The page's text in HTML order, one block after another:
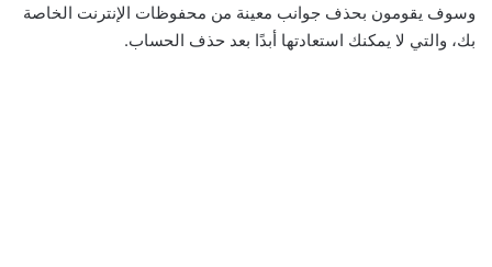
وسوف يقومون بحذف جوانب معينة من محفوظات الإنترنت الخاصة
بك، والتي لا يمكنك استعادتها أبدًا بعد حذف الحساب.